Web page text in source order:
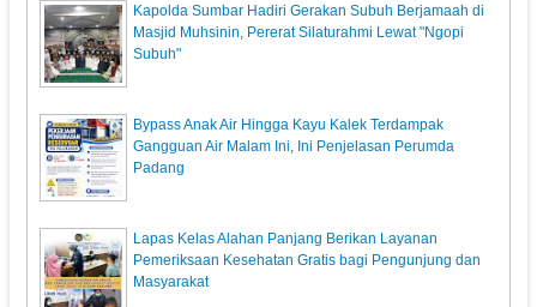
Kapolda Sumbar Hadiri Gerakan Subuh Berjamaah di
Masjid Muhsinin, Pererat Silaturahmi Lewat "Ngopi
Subuh"
Bypass Anak Air Hingga Kayu Kalek Terdampak
Gangguan Air Malam Ini, Ini Penjelasan Perumda
Padang
Lapas Kelas Alahan Panjang Berikan Layanan
Pemeriksaan Kesehatan Gratis bagi Pengunjung dan
Masyarakat